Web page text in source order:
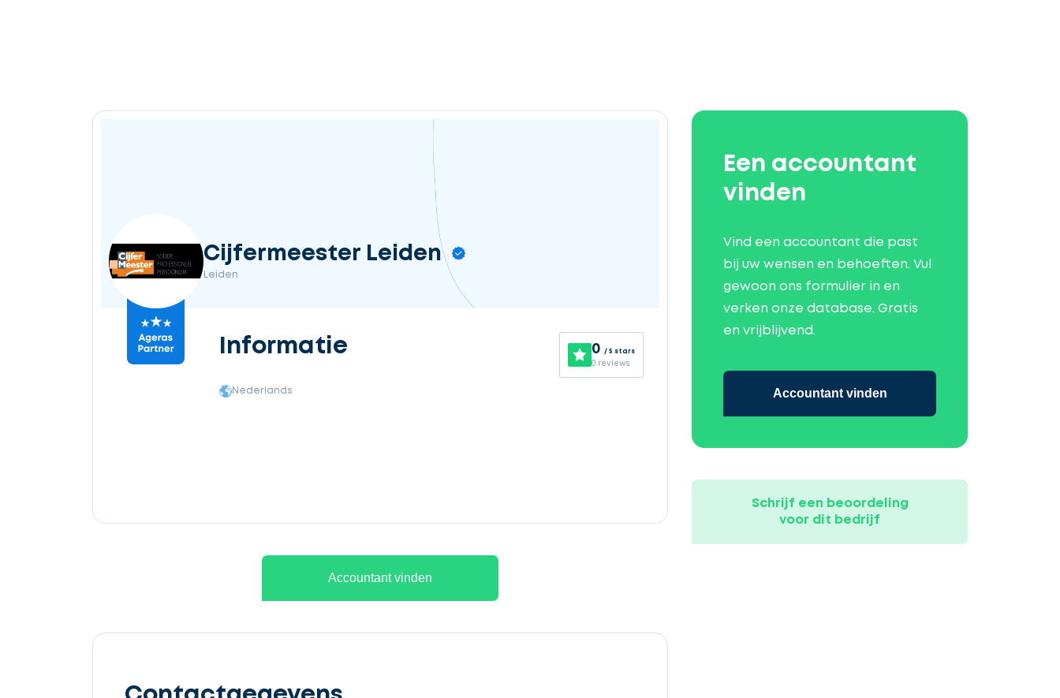
Cijfermeester Leiden
Leiden
0 / 5 stars
0 reviews
Informatie
Nederlands
Accountant vinden
Een accountant
vinden
Vind een accountant die past
bij uw wensen en behoeften. Vul
gewoon ons formulier in en
verken onze database. Gratis
en vrijblijvend.
Accountant vinden
Schrijf een beoordeling
voor dit bedrijf